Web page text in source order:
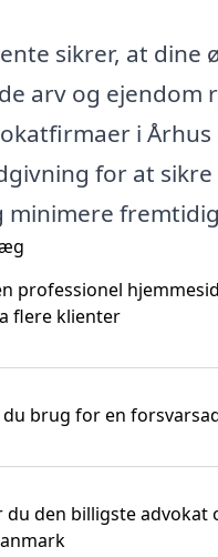
sikrer, at dine
arv og ejendom
i
for at sikre
minimere
professionel
flere klienter
brug for en
du den billigste advokat